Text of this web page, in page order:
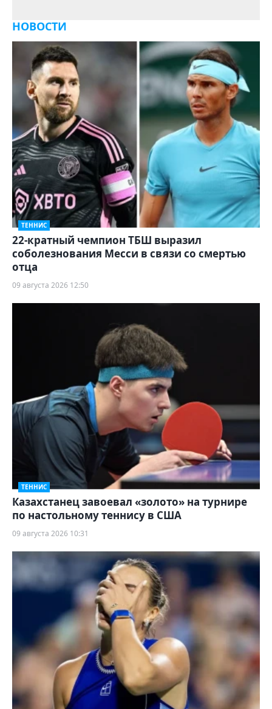
НОВОСТИ
ТЕННИС
22-кратный чемпион ТБШ выразил
соболезнования Месси в связи со смертью
отца
09 августа 2026 12:50
ТЕННИС
Казахстанец завоевал «золото» на турнире
по настольному теннису в США
09 августа 2026 10:31